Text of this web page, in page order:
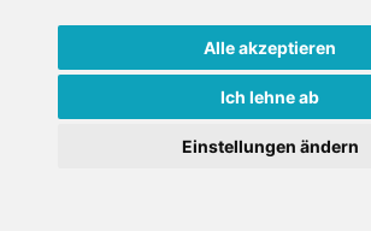
Alle akzeptieren
Ich lehne ab
Einstellungen ändern
#Aus den Skigebieten #Empfehlungen